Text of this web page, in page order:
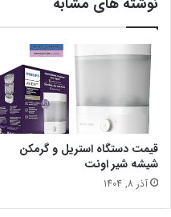
قیمت دستگاه استریل و گرمکن
شیشه شیر اونت
آذر 8, 1404